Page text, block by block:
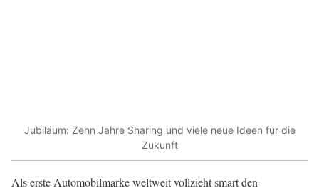
Jubiläum: Zehn Jahre Sharing und viele neue Ideen für die
Zukunft
Als erste Automobilmarke weltweit vollzieht smart den